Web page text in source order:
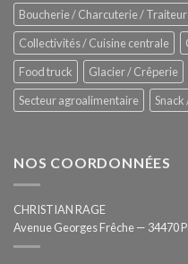
Boucherie / Charcuterie / Traiteur
Collectivités / Cuisine centrale
Food truck
Glacier / Crêperie
Secteur agroalimentaire
Snack
NOS COORDONNÉES
CHRISTIAN RAGE
Avenue Georges Frêche — 34470